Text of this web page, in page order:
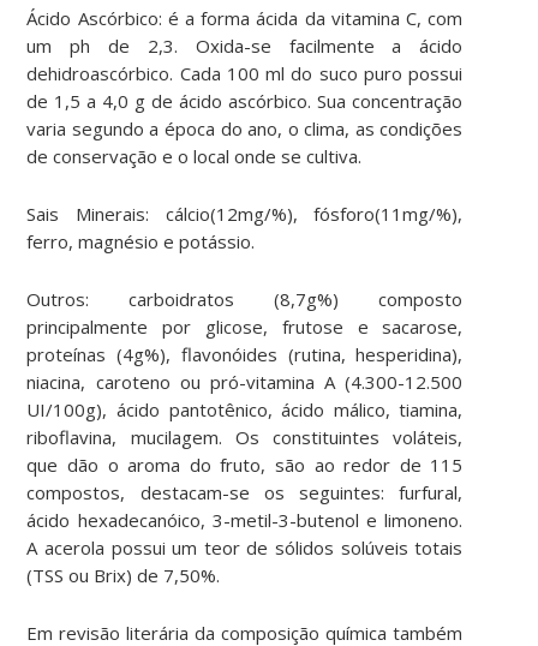
Ácido Ascórbico: é a forma ácida da vitamina C, com
um ph de 2,3. Oxida-se facilmente a ácido
dehidroascórbico. Cada 100 ml do suco puro possui
de 1,5 a 4,0 g de ácido ascórbico. Sua concentração
varia segundo a época do ano, o clima, as condições
de conservação e o local onde se cultiva.
Sais Minerais: cálcio(12mg/%), fósforo(11mg/%),
ferro, magnésio e potássio.
Outros: carboidratos (8,7g%) composto
principalmente por glicose, frutose e sacarose,
proteínas (4g%), flavonóides (rutina, hesperidina),
niacina, caroteno ou pró-vitamina A (4.300-12.500
UI/100g), ácido pantotênico, ácido málico, tiamina,
riboflavina, mucilagem. Os constituintes voláteis,
que dão o aroma do fruto, são ao redor de 115
compostos, destacam-se os seguintes: furfural,
ácido hexadecanóico, 3-metil-3-butenol e limoneno.
A acerola possui um teor de sólidos solúveis totais
(TSS ou Brix) de 7,50%.
Em revisão literária da composição química também